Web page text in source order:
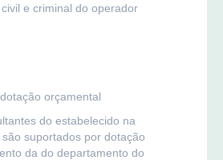
e criminal do operador
orçamental
do estabelecido na
suportados por dotação
da do departamento do